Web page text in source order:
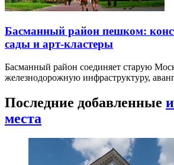
Басманный район пешком:
сады и арт-кластеры
Басманный район соединяет старую
железнодорожную инфраструктуру,
Последние добавленные
места